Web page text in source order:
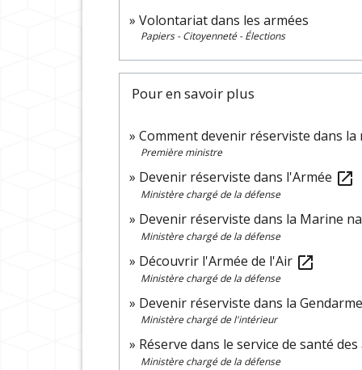
Volontariat dans les armées
Papiers - Citoyenneté - Élections
Pour en savoir plus
Comment devenir réserviste dans la
Première ministre
Devenir réserviste dans l'Armée open_in_new
Ministère chargé de la défense
Devenir réserviste dans la Marine
Ministère chargé de la défense
Découvrir l'Armée de l'Air open_in_new
Ministère chargé de la défense
Devenir réserviste dans la
Ministère chargé de l'intérieur
Réserve dans le service de santé
Ministère chargé de la défense